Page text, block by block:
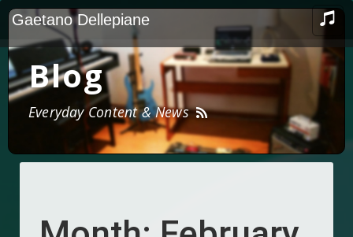
Gaetano Dellepiane
Skip
content
Blog
Everyday Content & News